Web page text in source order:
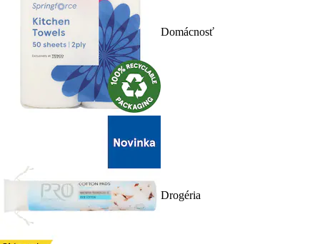
Domácnosť
Drogéria